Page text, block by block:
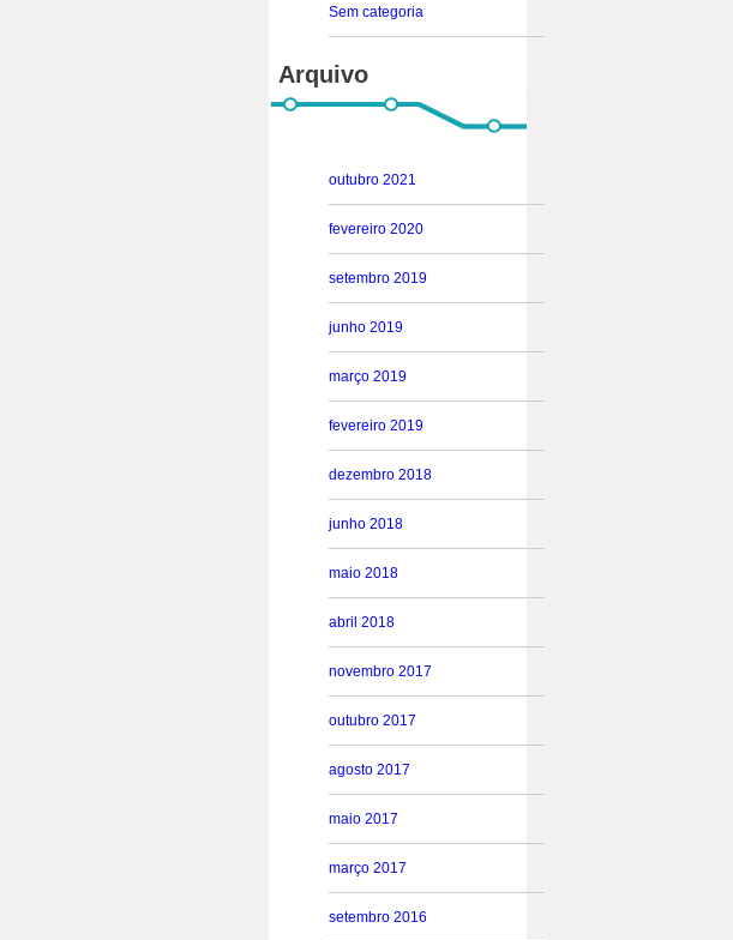
Sem categoria
Arquivo
outubro 2021
fevereiro 2020
setembro 2019
junho 2019
março 2019
fevereiro 2019
dezembro 2018
junho 2018
maio 2018
abril 2018
novembro 2017
outubro 2017
agosto 2017
maio 2017
março 2017
setembro 2016